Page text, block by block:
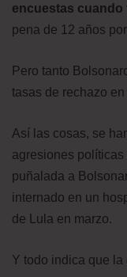
encuestas cuando
pena de 12 años
Pero tanto
tasas de rechazo
Así las cosas, se
agresiones
puñalada a
internado en un
de Lula en marzo.
Y todo indica que